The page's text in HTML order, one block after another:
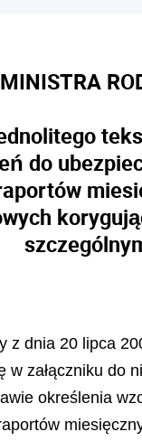
MINISTRA
do
z dnia 20 lipca
w załączniku
określenia